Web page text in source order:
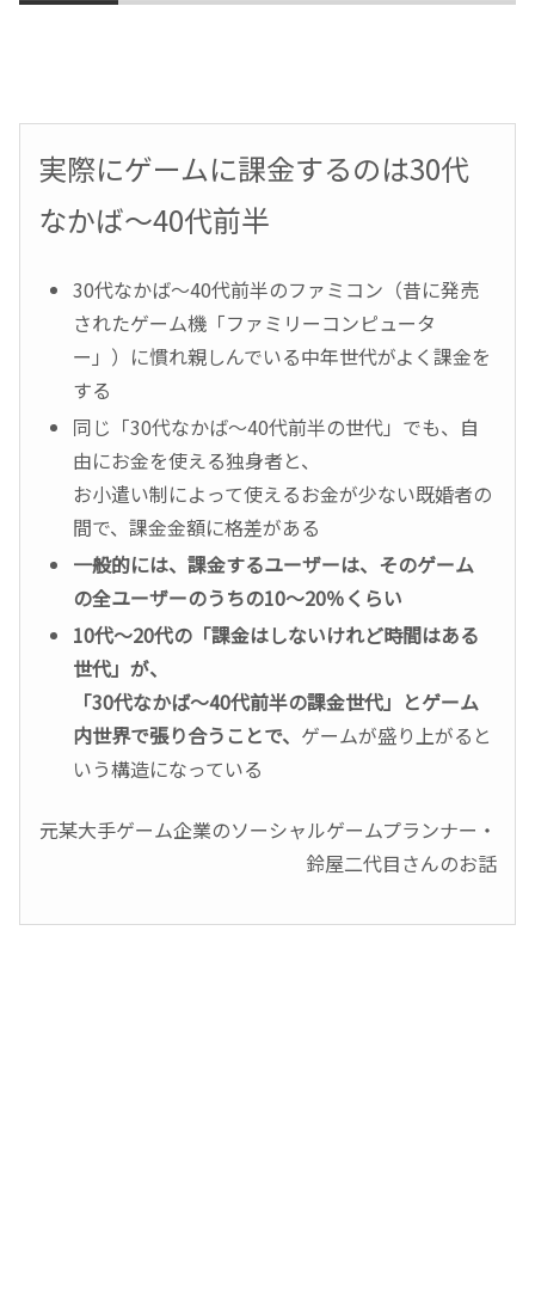
実際にゲームに課金するのは30代
なかば～40代前半
30代なかば～40代前半のファミコン（昔に発売
されたゲーム機「ファミリーコンピュータ
ー」）に慣れ親しんでいる中年世代がよく課金を
する
同じ「30代なかば～40代前半の世代」でも、自
由にお金を使える独身者と、
お小遣い制によって使えるお金が少ない既婚者の
間で、課金金額に格差がある
一般的には、課金するユーザーは、そのゲーム
の全ユーザーのうちの10～20％くらい
10代～20代の「課金はしないけれど時間はある
世代」が、
「30代なかば～40代前半の課金世代」とゲーム
内世界で張り合うことで、 ゲームが盛り上がると
いう構造になっている
元某大手ゲーム企業のソーシャルゲームプランナー・
鈴屋二代目さんのお話